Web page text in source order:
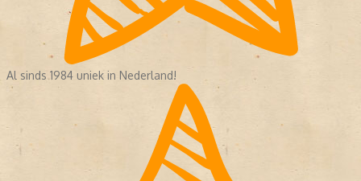
Al sinds 1984 uniek in Nederland!